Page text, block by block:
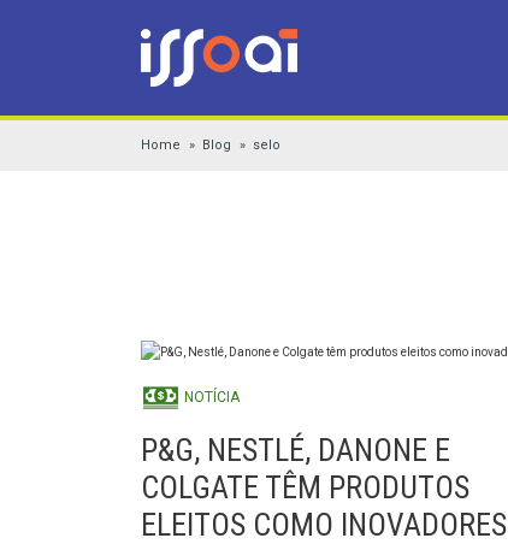
Home Blog selo
NOTÍCIA
P&G, NESTLÉ, DANONE E
COLGATE TÊM PRODUTOS
ELEITOS COMO INOVADORES